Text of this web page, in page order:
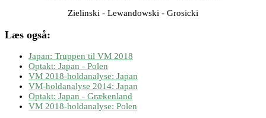
Zielinski - Lewandowski - Grosicki
Læs også:
Japan: Truppen til VM 2018
Optakt: Japan - Polen
VM 2018-holdanalyse: Japan
VM-holdanalyse 2014: Japan
Optakt: Japan - Grækenland
VM 2018-holdanalyse: Polen